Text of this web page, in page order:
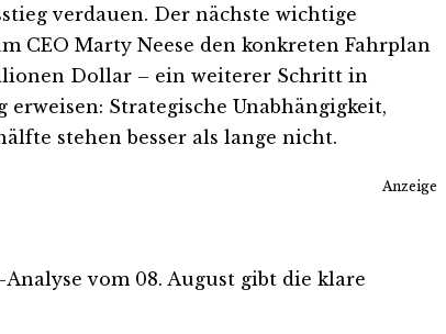
verdauen. Der nächste wichtige
CEO Marty Neese den konkreten Fahrplan
Dollar – ein weiterer Schritt in
Strategische Unabhängigkeit,
stehen besser als lange nicht.
Anzeige
vom 08. August gibt die klare